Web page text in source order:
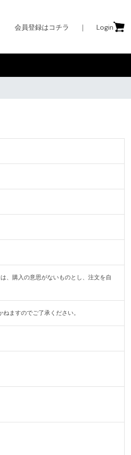
会員登録はコチラ ｜ Login
、購入の意思がないものとし、注文を自
ますのでご了承ください。